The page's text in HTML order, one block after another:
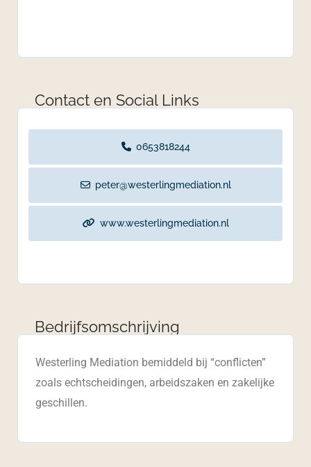
Contact en Social Links
0653818244
peter@westerlingmediation.nl
www.westerlingmediation.nl
Bedrijfsomschrijving
Westerling Mediation bemiddeld bij “conflicten”
zoals echtscheidingen, arbeidszaken en zakelijke
geschillen.